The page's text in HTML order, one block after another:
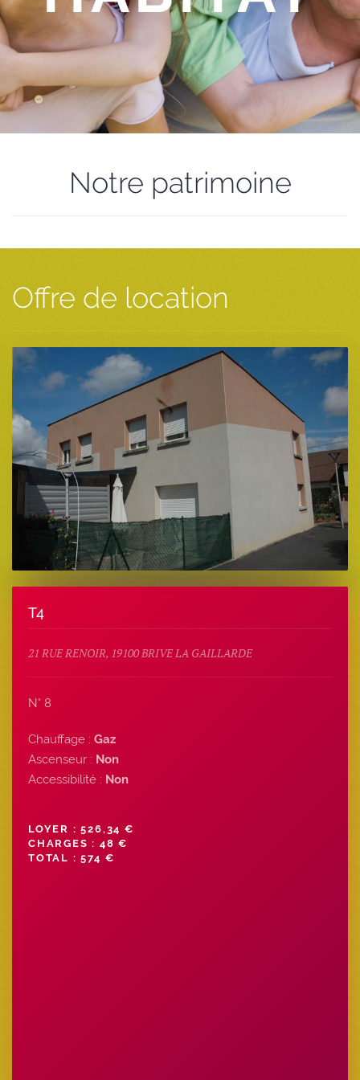
Notre patrimoine
Offre de location
T4
21 RUE RENOIR, 19100 BRIVE LA GAILLARDE
N° 8
Chauffage : Gaz
Ascenseur : Non
Accessibilité : Non
LOYER : 526,34 €
CHARGES : 48 €
TOTAL : 574 €